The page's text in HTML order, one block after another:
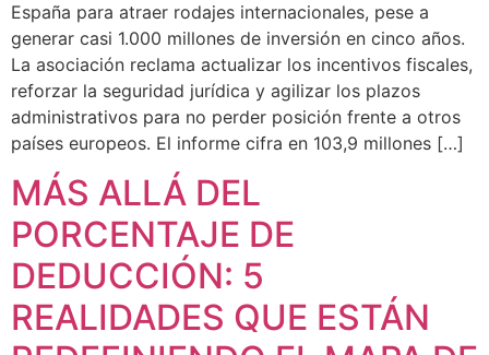
España para atraer rodajes internacionales, pese a
generar casi 1.000 millones de inversión en cinco años.
La asociación reclama actualizar los incentivos fiscales,
reforzar la seguridad jurídica y agilizar los plazos
administrativos para no perder posición frente a otros
países europeos. El informe cifra en 103,9 millones […]
MÁS ALLÁ DEL
PORCENTAJE DE
DEDUCCIÓN: 5
REALIDADES QUE ESTÁN